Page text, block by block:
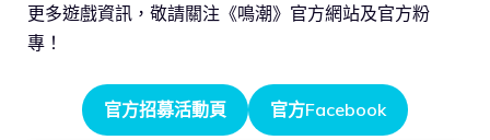
更多遊戲資訊，敬請關注《鳴潮》官方網站及官方粉
專！
官方招募活動頁 官方Facebook